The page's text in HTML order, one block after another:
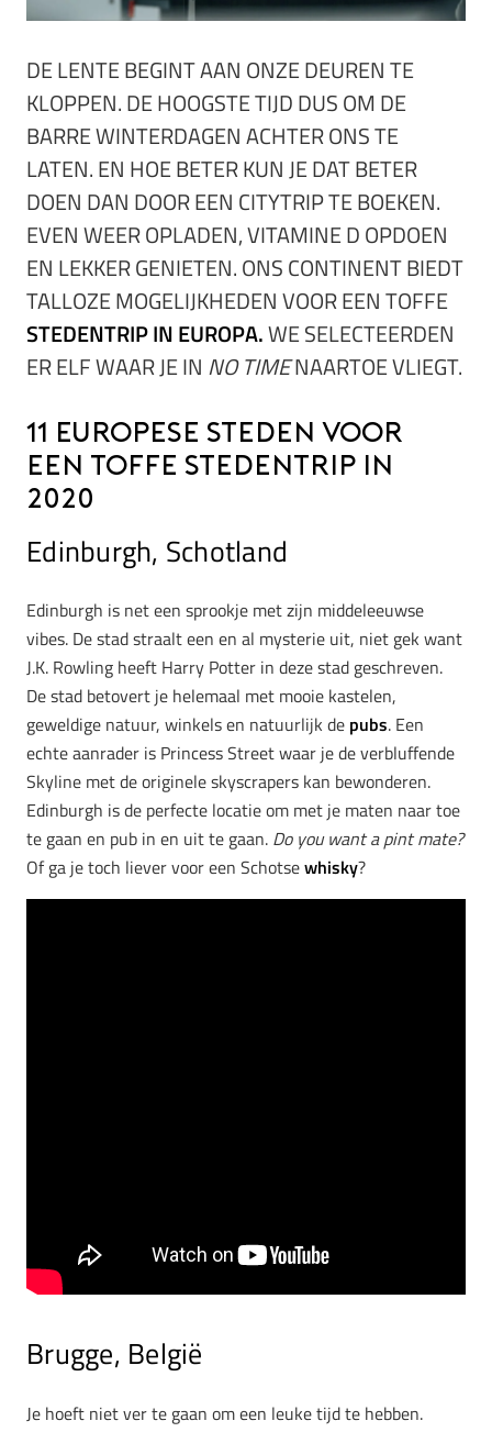
DE LENTE BEGINT AAN ONZE DEUREN TE
KLOPPEN. DE HOOGSTE TIJD DUS OM DE
BARRE WINTERDAGEN ACHTER ONS TE
LATEN. EN HOE BETER KUN JE DAT BETER
DOEN DAN DOOR EEN CITYTRIP TE BOEKEN.
EVEN WEER OPLADEN, VITAMINE D OPDOEN
EN LEKKER GENIETEN. ONS CONTINENT BIEDT
TALLOZE MOGELIJKHEDEN VOOR EEN TOFFE
STEDENTRIP IN EUROPA.WE SELECTEERDEN
ER ELF WAAR JE IN NO TIMENAARTOE VLIEGT.
11 Europese steden voor
een toffe stedentrip in
2020
Edinburgh, Schotland
Edinburgh is net een sprookje met zijn middeleeuwse
vibes. De stad straalt een en al mysterie uit, niet gek want
J.K. Rowling heeft Harry Potter in deze stad geschreven.
De stad betovert je helemaal met mooie kastelen,
geweldige natuur, winkels en natuurlijk de pubs. Een
echte aanrader is Princess Street waar je de verbluffende
Skyline met de originele skyscrapers kan bewonderen.
Edinburgh is de perfecte locatie om met je maten naar toe
te gaan en pub in en uit te gaan. Do you want a pint mate?
Of ga je toch liever voor een Schotsewhisky?
Brugge, België
Je hoeft niet ver te gaan om een leuke tijd te hebben.